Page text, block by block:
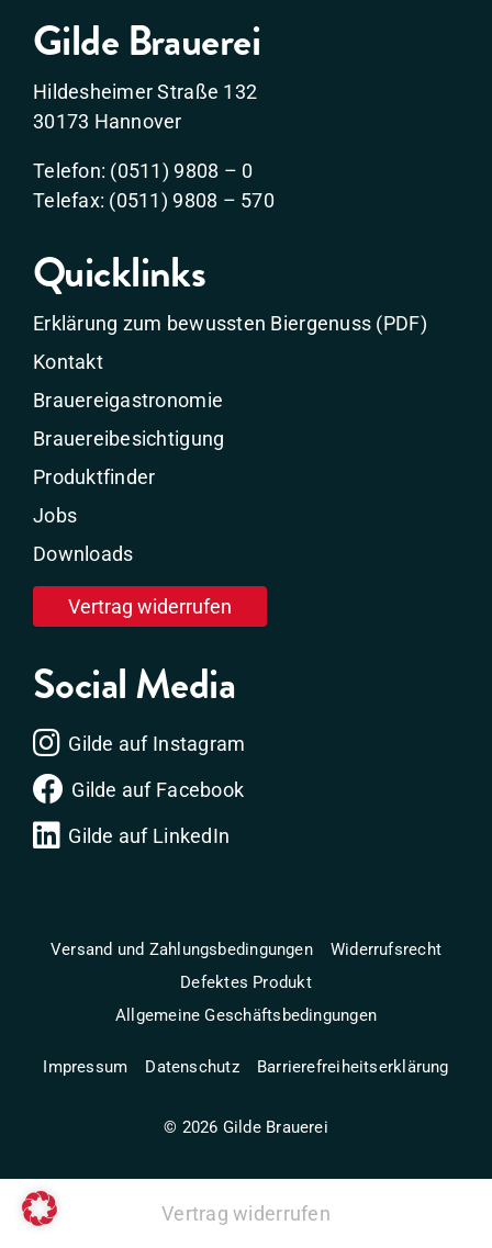
Gilde Brauerei
Hildesheimer Straße 132
30173 Hannover
Telefon: (0511) 9808 – 0
Telefax: (0511) 9808 – 570
Quicklinks
Erklärung zum bewussten Biergenuss (PDF)
Kontakt
Brauereigastronomie
Brauereibesichtigung
Produktfinder
Jobs
Downloads
Vertrag widerrufen
Social Media
Gilde auf Instagram
Gilde auf Facebook
Gilde auf LinkedIn
Versand und Zahlungsbedingungen
Widerrufsrecht
Defektes Produkt
Allgemeine Geschäftsbedingungen
Impressum Datenschutz Barrierefreiheitserklärung
© 2026 Gilde Brauerei
Vertrag widerrufen